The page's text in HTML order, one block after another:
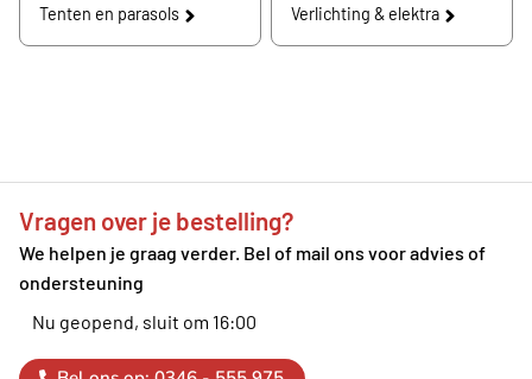
Tenten en parasols Verlichting & elektra
Vragen over je bestelling?
We helpen je graag verder. Bel of mail ons voor advies of
ondersteuning
Nu geopend, sluit om 16:00